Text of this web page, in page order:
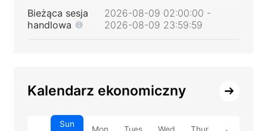
Bieżąca sesja
handlowa
2026-08-09 02:00:00 -
2026-08-09 23:59:59
Kalendarz ekonomiczny
Sun